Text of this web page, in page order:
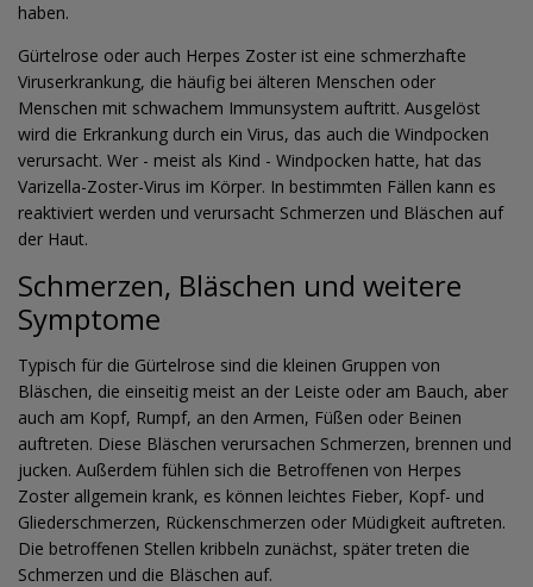
haben.
Gürtelrose oder auch Herpes Zoster ist eine schmerzhafte
Viruserkrankung, die häufig bei älteren Menschen oder
Menschen mit schwachem Immunsystem auftritt. Ausgelöst
wird die Erkrankung durch ein Virus, das auch die Windpocken
verursacht. Wer - meist als Kind - Windpocken hatte, hat das
Varizella-Zoster-Virus im Körper. In bestimmten Fällen kann es
reaktiviert werden und verursacht Schmerzen und Bläschen auf
der Haut.
Schmerzen, Bläschen und weitere
Symptome
Typisch für die Gürtelrose sind die kleinen Gruppen von
Bläschen, die einseitig meist an der Leiste oder am Bauch, aber
auch am Kopf, Rumpf, an den Armen, Füßen oder Beinen
auftreten. Diese Bläschen verursachen Schmerzen, brennen und
jucken. Außerdem fühlen sich die Betroffenen von Herpes
Zoster allgemein krank, es können leichtes Fieber, Kopf- und
Gliederschmerzen, Rückenschmerzen oder Müdigkeit auftreten.
Die betroffenen Stellen kribbeln zunächst, später treten die
Schmerzen und die Bläschen auf.